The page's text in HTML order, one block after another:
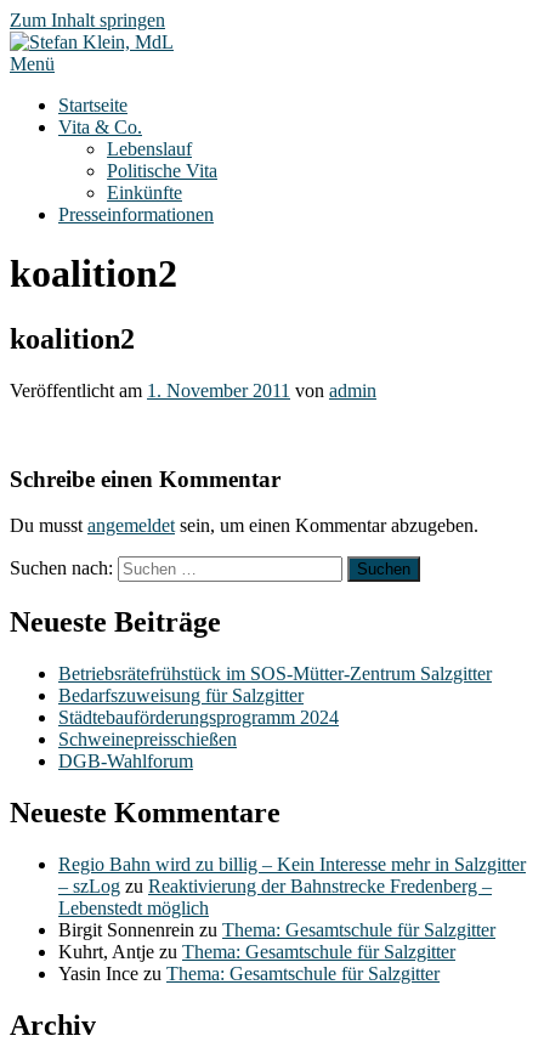
Zum Inhalt springen
Menü
Startseite
Vita & Co.
Lebenslauf
Politische Vita
Einkünfte
Presseinformationen
koalition2
koalition2
Veröffentlicht am 1. November 2011 von admin
Schreibe einen Kommentar
Du musst angemeldet sein, um einen Kommentar abzugeben.
Suchen nach:
Neueste Beiträge
Betriebsrätefrühstück im SOS-Mütter-Zentrum Salzgitter
Bedarfszuweisung für Salzgitter
Städtebauförderungsprogramm 2024
Schweinepreisschießen
DGB-Wahlforum
Neueste Kommentare
Regio Bahn wird zu billig – Kein Interesse mehr in Salzgitter
– szLog zu Reaktivierung der Bahnstrecke Fredenberg –
Lebenstedt möglich
Birgit Sonnenrein zu Thema: Gesamtschule für Salzgitter
Kuhrt, Antje zu Thema: Gesamtschule für Salzgitter
Yasin Ince zu Thema: Gesamtschule für Salzgitter
Archiv